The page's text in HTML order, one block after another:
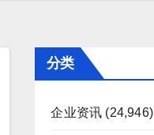
分类
企业资讯 (24,946)